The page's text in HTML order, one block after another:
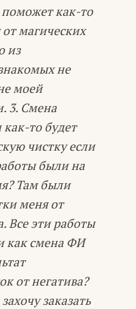
поможет как-то
магических
из
не
моей
3. Смена
то будет
чистку если
были на
Там были
меня от
Все эти работы
как смена ФИ
от негатива?
заказать